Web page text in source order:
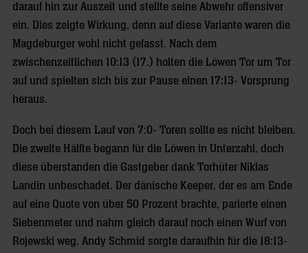
darauf hin zur Auszeit und stellte seine Abwehr offensiver
ein. Dies zeigte Wirkung, denn auf diese Variante waren die
Magdeburger wohl nicht gefasst. Nach dem
zwischenzeitlichen 10:13 (17.) holten die Löwen Tor um Tor
auf und spielten sich bis zur Pause einen 17:13- Vorsprung
heraus.
Doch bei diesem Lauf von 7:0- Toren sollte es nicht bleiben.
Die zweite Hälfte begann für die Löwen in Unterzahl, doch
diese überstanden die Gastgeber dank Torhüter Niklas
Landin unbeschadet. Der dänische Keeper, der es am Ende
auf eine Quote von über 50 Prozent brachte, parierte einen
Siebenmeter und nahm gleich darauf noch einen Wurf von
Rojewski weg. Andy Schmid sorgte daraufhin für die 18:13-